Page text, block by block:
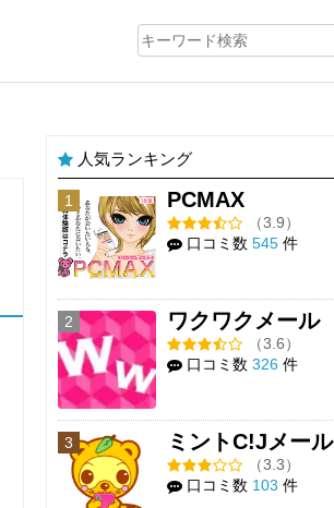
人気ランキング
1 PCMAX
（3.9）
口コミ数 545 件
2 ワクワクメール
（3.6）
口コミ数 326 件
3 ミントC!Jメール
（3.3）
口コミ数 103 件